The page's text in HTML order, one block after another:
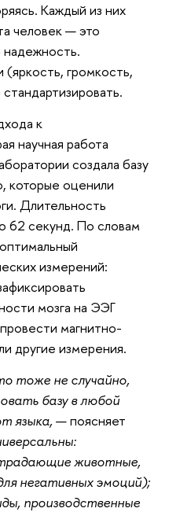
Каждый из них
человек — это
(яркость, громкость,
к
научная работа
создала базу
которые оценили
Длительность
62 секунд. По словам
измерений:
мозга на ЭЭГ
магнитно-
другие измерения.
тоже не случайно,
базу в любой
языка,— поясняет
животные,
негативных эмоций);
производственные